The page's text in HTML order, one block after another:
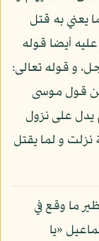
يعني به قتل
أيضا قوله
و قوله تعالى:
قول موسى
يدل على نزول
نزلت و لما يقتل
ما وقع في
«يا